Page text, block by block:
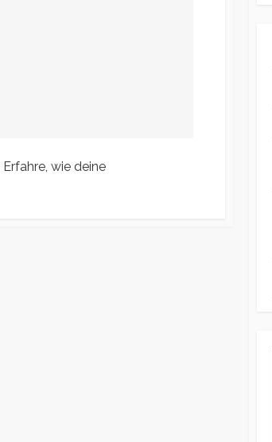
Erfahre, wie deine